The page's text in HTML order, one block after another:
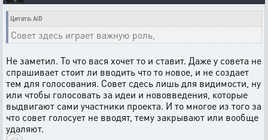
Цитата: AiD
Совет здесь играет важную роль,
Не заметил. То что вася хочет то и ставит. Даже у совета не
спрашивает стоит ли вводить что то новое, и не создает
тем для голосования. Совет сдесь лишь для видимости, ну
или чтобы голосовать за идеи и нововведения, которые
выдвигают сами участники проекта. И то многое из того за
что совет голосует не вводят, тему закрывают или вообще
удаляют.